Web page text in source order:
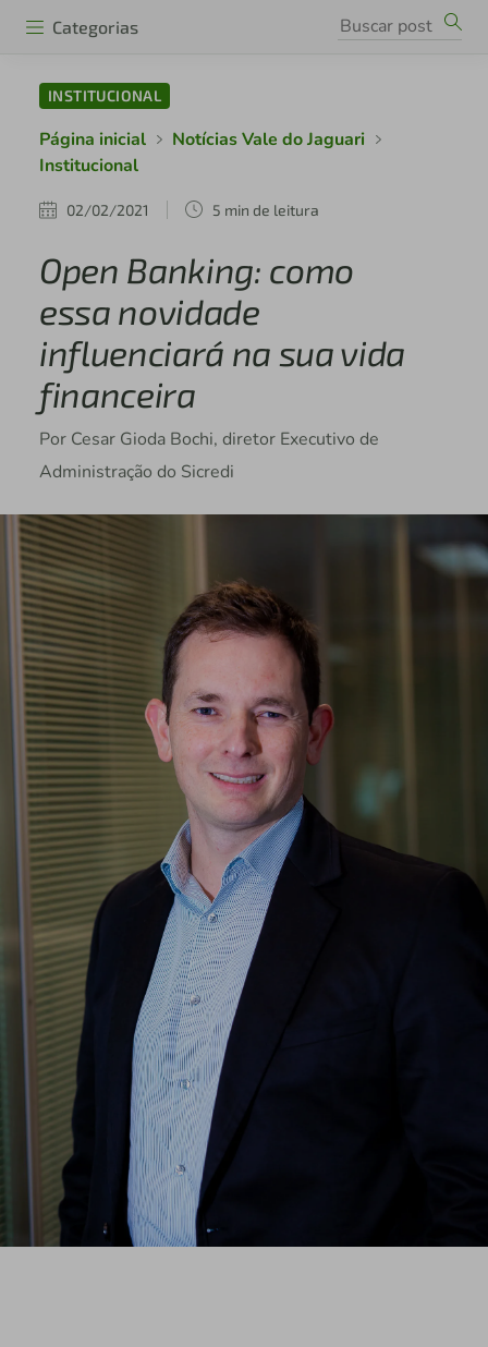
Categorias
INSTITUCIONAL
Página inicial
Notícias Vale do Jaguari
Institucional
02/02/2021 5 min de leitura
Open Banking: como
essa novidade
influenciará na sua vida
financeira
Por Cesar Gioda Bochi, diretor Executivo de
Administração do Sicredi